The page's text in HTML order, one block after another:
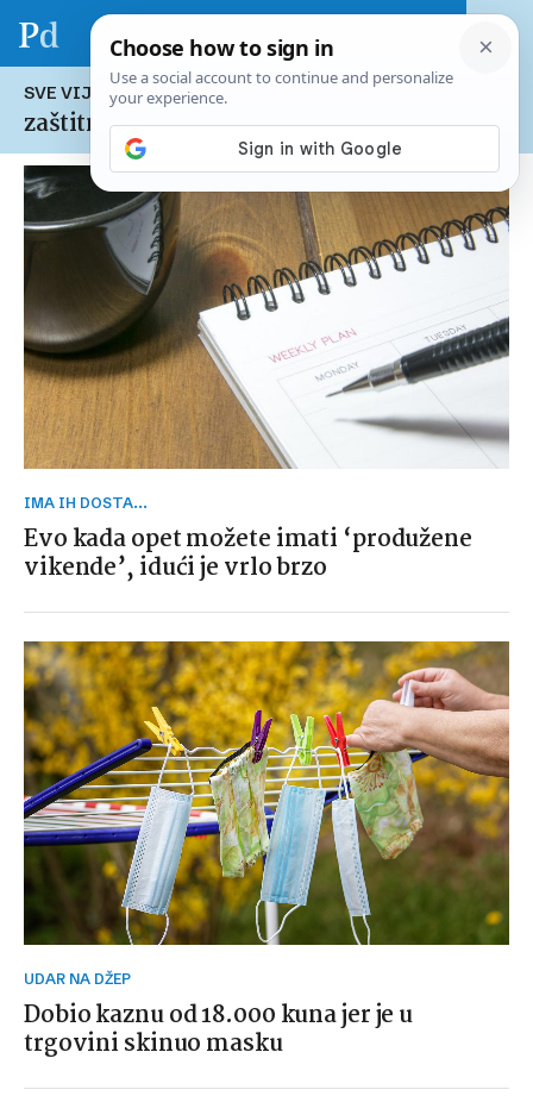
SVE VIJESTI NA TEMU:
zaštitna maska
IMA IH DOSTA...
Evo kada opet možete imati ‘produžene
vikende’, idući je vrlo brzo
UDAR NA DŽEP
Dobio kaznu od 18.000 kuna jer je u
trgovini skinuo masku